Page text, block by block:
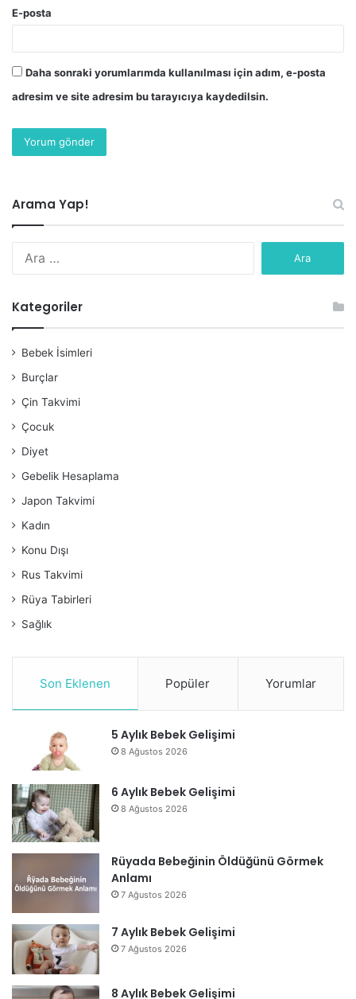
E-posta
Daha sonraki yorumlarımda kullanılması için adım, e-posta
adresim ve site adresim bu tarayıcıya kaydedilsin.
Arama Yap!
Kategoriler
Bebek İsimleri
Burçlar
Çin Takvimi
Çocuk
Diyet
Gebelik Hesaplama
Japon Takvimi
Kadın
Konu Dışı
Rus Takvimi
Rüya Tabirleri
Sağlık
Son Eklenen Popüler Yorumlar
5 Aylık Bebek Gelişimi
8 Ağustos 2026
6 Aylık Bebek Gelişimi
8 Ağustos 2026
Rüyada Bebeğinin Öldüğünü Görmek
Anlamı
7 Ağustos 2026
7 Aylık Bebek Gelişimi
7 Ağustos 2026
8 Aylık Bebek Gelişimi